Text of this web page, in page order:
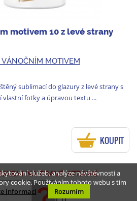
motivem 10 z levé strany
VÁNOČNÍM MOTIVEM
sublimací do glazury z levé strany s
vlastní fotky a úpravou textu ...
KOUPIT
služeb, analýze návštěvnosti a
cookie. Používáním tohoto webu s tím
informací Rozumím